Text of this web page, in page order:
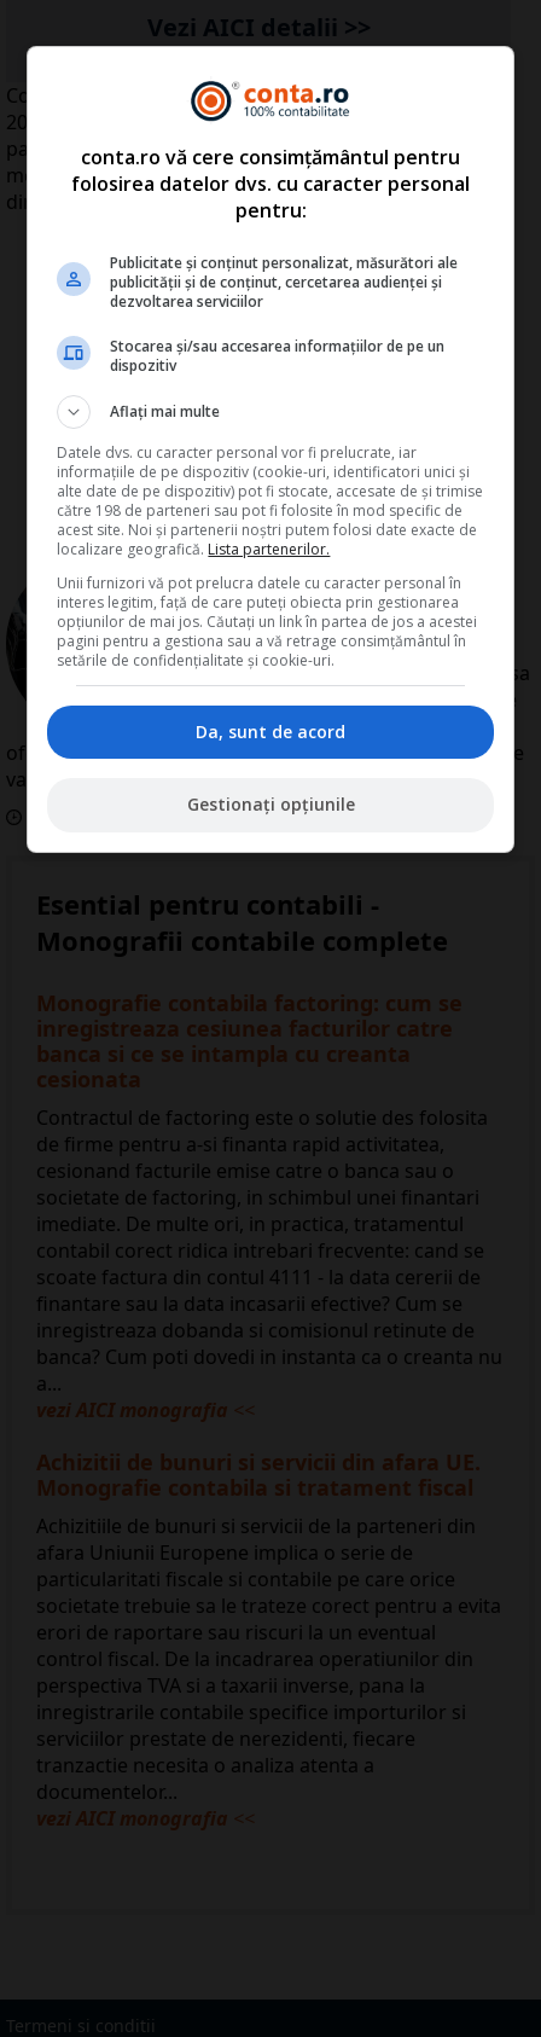
Vezi AICI detalii >>
Consumul de energie cel mai probabil va stagna în
2011, întrucât nu există proiecte de dezvoltare din
partea unor industrii precum construcţiile, industria
metalurgică sau agricultura, a declarat, marţi,
directorul general al Transelectrica, Adrian Băicuşi.
Redactia Conta
Redactia Conta este alcatuita din
autori cu experienta dovedita pe
domenii precum contabilitate si
fiscalitate. Colectivul si-a propus sa
creeze continut interesant si bine
documentat pentru cititori. Va
oferim solutii utile pentru orice dilema legislativa cu care
va confruntati.
28Septembrie 2010
Esential pentru contabili -
Monografii contabile complete
Monografie contabila factoring: cum se
inregistreaza cesiunea facturilor catre
banca si ce se intampla cu creanta
cesionata
Contractul de factoring este o solutie des folosita
de firme pentru a-si finanta rapid activitatea,
cesionand facturile emise catre o banca sau o
societate de factoring, in schimbul unei finantari
imediate. De multe ori, in practica, tratamentul
contabil corect ridica intrebari frecvente: cand se
scoate factura din contul 4111 - la data cererii de
finantare sau la data incasarii efective? Cum se
inregistreaza dobanda si comisionul retinute de
banca? Cum poti dovedi in instanta ca o creanta nu
a...
vezi AICI monografia <<
Achizitii de bunuri si servicii din afara UE.
Monografie contabila si tratament fiscal
Achizitiile de bunuri si servicii de la parteneri din
afara Uniunii Europene implica o serie de
particularitati fiscale si contabile pe care orice
societate trebuie sa le trateze corect pentru a evita
erori de raportare sau riscuri la un eventual
control fiscal. De la incadrarea operatiunilor din
perspectiva TVA si a taxarii inverse, pana la
inregistrarile contabile specifice importurilor si
serviciilor prestate de nerezidenti, fiecare
tranzactie necesita o analiza atenta a
documentelor...
vezi AICI monografia <<
Termeni si conditii
conta.ro vă cere consimțământul pentru
folosirea datelor dvs. cu caracter personal
pentru:
Publicitate și conținut personalizat, măsurători ale
publicității și de conținut, cercetarea audienței și
dezvoltarea serviciilor
Stocarea și/sau accesarea informațiilor de pe un
dispozitiv
Aflați mai multe
Datele dvs. cu caracter personal vor fi prelucrate, iar
informațiile de pe dispozitiv (cookie-uri, identificatori unici și
alte date de pe dispozitiv) pot fi stocate, accesate de și trimise
către 198 de parteneri sau pot fi folosite în mod specific de
acest site. Noi și partenerii noștri putem folosi date exacte de
localizare geografică. Lista partenerilor.
Unii furnizori vă pot prelucra datele cu caracter personal în
interes legitim, față de care puteți obiecta prin gestionarea
opțiunilor de mai jos. Căutați un link în partea de jos a acestei
pagini pentru a gestiona sau a vă retrage consimțământul în
setările de confidențialitate și cookie-uri.
Da, sunt de acord
Gestionați opțiunile